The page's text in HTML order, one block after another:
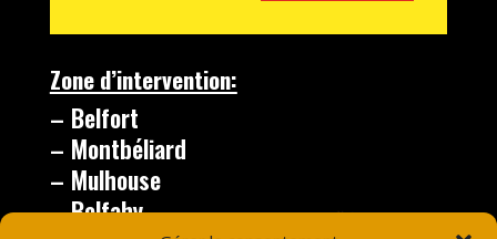
Zone d’intervention:
– Belfort
– Montbéliard
– Mulhouse
– Belfahy